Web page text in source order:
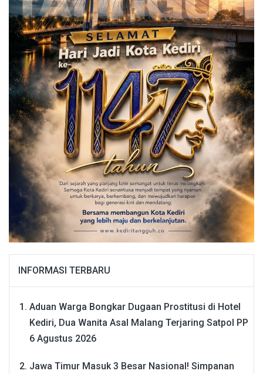
INFORMASI TERBARU
Aduan Warga Bongkar Dugaan Prostitusi di Hotel
Kediri, Dua Wanita Asal Malang Terjaring Satpol PP
6 Agustus 2026
Jawa Timur Masuk 3 Besar Nasional! Simpanan